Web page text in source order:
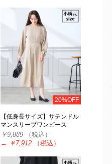
20%OFF
【低身長サイズ】サテンドル
マンスリーブワンピース
￥9,889（税込）
→
￥7,912 （税込）